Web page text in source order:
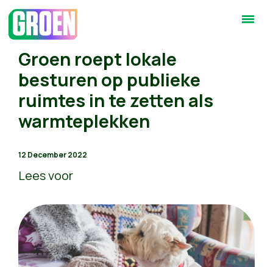
Groen roept lokale
besturen op publieke
ruimtes in te zetten als
warmteplekken
12 December 2022
Lees voor